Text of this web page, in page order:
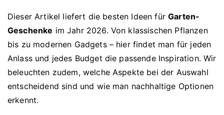
Dieser Artikel liefert die besten Ideen fürGarten-
Geschenke im Jahr 2026. Von klassischen Pflanzen
bis zu modernen Gadgets – hier findet man für jeden
Anlass und jedes Budget die passende Inspiration. Wir
beleuchten zudem, welche Aspekte bei der Auswahl
entscheidend sind und wie man nachhaltige Optionen
erkennt.